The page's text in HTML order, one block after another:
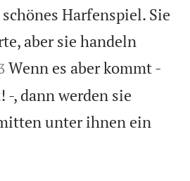
Harfenspiel. Sie
aber sie handeln
Wenn es aber kommt -
-, dann werden sie
unter ihnen ein